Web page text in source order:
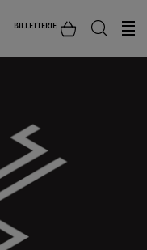
BILLETTERIE